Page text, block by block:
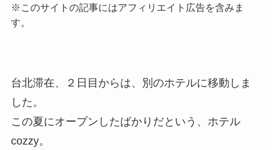
※このサイトの記事にはアフィリエイト広告を含みま
す。
台北滞在、２日目からは、別のホテルに移動しま
した。
この夏にオープンしたばかりだという、ホテル
cozzy。